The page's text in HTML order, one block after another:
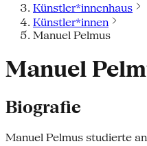
Künstler*innenhaus
Künstler*innen
Manuel Pelmus
Manuel
Biografie
Manuel Pelmus studierte